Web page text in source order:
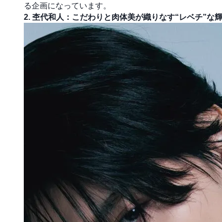
る企画になっています。
2. 杢代和人：こだわりと肉体美が織りなす“レベチ”な